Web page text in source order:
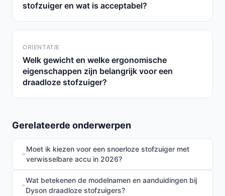
stofzuiger en wat is acceptabel?
ORIENTATIE
Welk gewicht en welke ergonomische
eigenschappen zijn belangrijk voor een
draadloze stofzuiger?
Gerelateerde onderwerpen
Moet ik kiezen voor een snoerloze stofzuiger met
verwisselbare accu in 2026?
Wat betekenen de modelnamen en aanduidingen bij
Dyson draadloze stofzuigers?